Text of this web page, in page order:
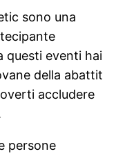
sono una
questi eventi hai
della abattit
accludere
persone